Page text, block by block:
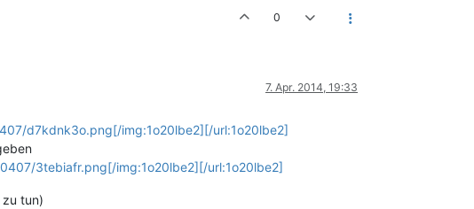
0
7. Apr. 2014, 19:33
d7kdnk3o.png[/img:1o20lbe2][/url:1o20lbe2]
3tebiafr.png[/img:1o20lbe2][/url:1o20lbe2]
tun)